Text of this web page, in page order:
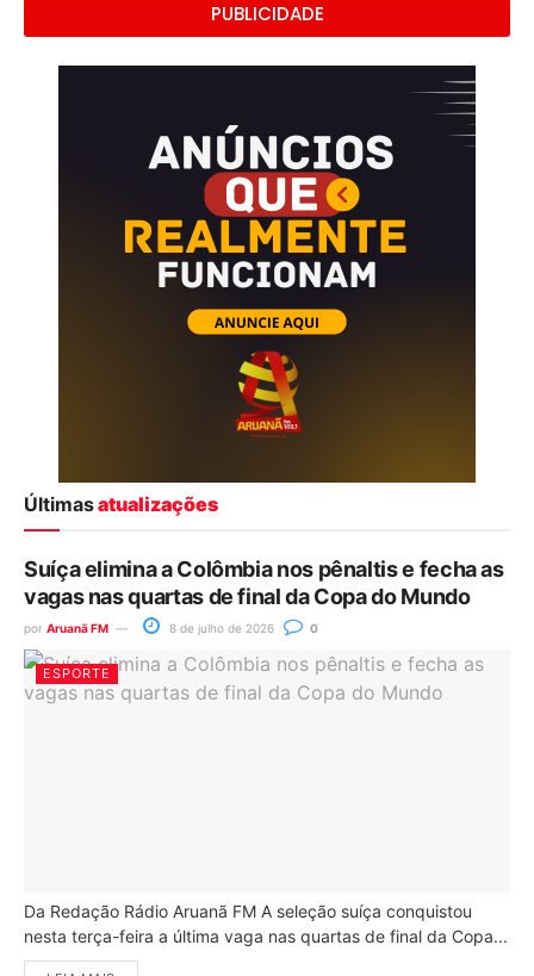
PUBLICIDADE
Últimasatualizações
Suíça elimina a Colômbia nos pênaltis e fecha as
vagas nas quartas de final da Copa do Mundo
por Aruanã FM 8 de julho de 2026 0
ESPORTE
Da Redação Rádio Aruanã FM A seleção suíça conquistou
nesta terça-feira a última vaga nas quartas de final da Copa...